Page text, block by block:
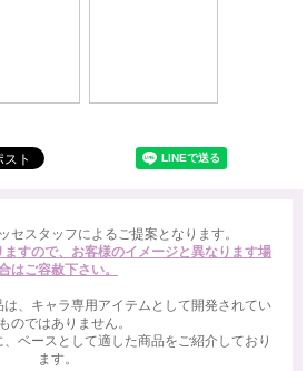
セスタッフによるご提案となります。
すので、お客様のイメージと異なります場
はご容赦下さい。
は、キャラ専用アイテムとして開発されてい
のではありません。
ベースとして適した商品をご紹介しており
ます。